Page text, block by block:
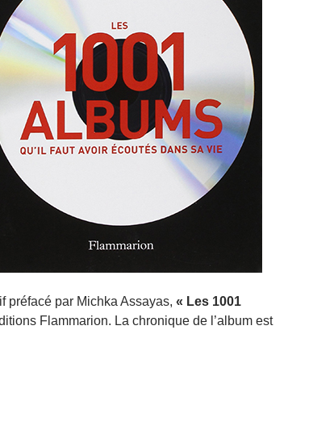
préfacé par Michka Assayas, « Les 1001
Flammarion. La chronique de l’album est